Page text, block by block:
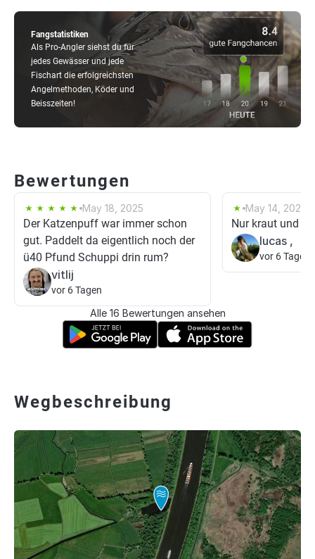
Fangstatistiken
Als Pro-Angler siehst du für
jedes Gewässer und jede
Fischart die erfolgreichsten
Angelmethoden, Köder und
Beisszeiten!
Bewertungen
May 18, 2025
Der Katzenpuff war immer schon
gut. Paddelt da eigentlich noch der
ü40 Pfund Schuppi drin rum?
vitlij
vor 6 Tagen
May 14, 2025
Nur kraut und
lucas ,
vor 6 Tagen
Alle 16 Bewertungen ansehen
Wegbeschreibung